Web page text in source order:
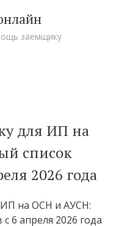
заемщику
для ИП на
список
2026 года